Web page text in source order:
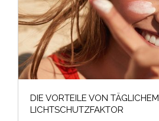
DIE VORTEILE VON TÄGLICHEM
LICHTSCHUTZFAKTOR